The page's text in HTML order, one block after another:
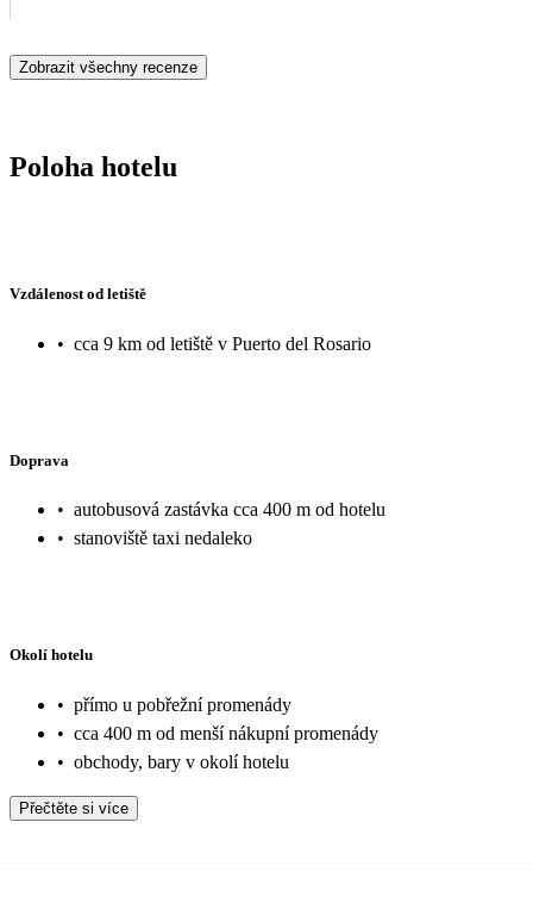
Zobrazit všechny recenze
Poloha hotelu
Vzdálenost od letiště
• cca 9 km od letiště v Puerto del Rosario
Doprava
• autobusová zastávka cca 400 m od hotelu
• stanoviště taxi nedaleko
Okolí hotelu
• přímo u pobřežní promenády
• cca 400 m od menší nákupní promenády
• obchody, bary v okolí hotelu
Přečtěte si více